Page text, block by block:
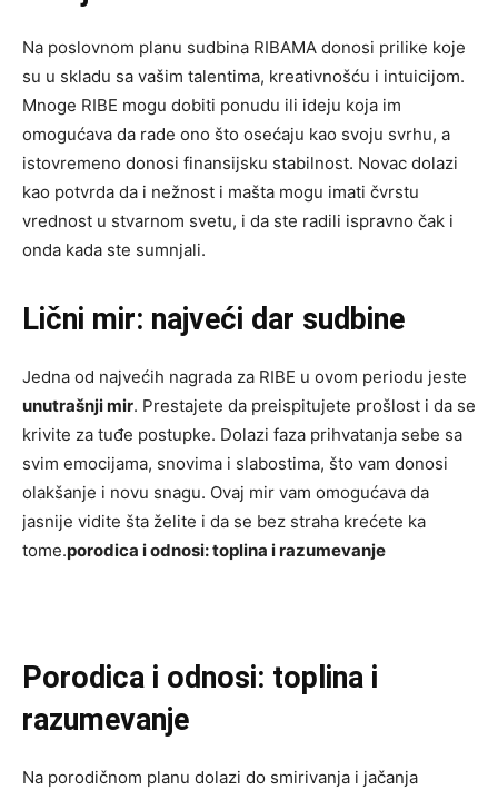
Na poslovnom planu sudbina RIBAMA donosi prilike koje
su u skladu sa vašim talentima, kreativnošću i intuicijom.
Mnoge RIBE mogu dobiti ponudu ili ideju koja im
omogućava da rade ono što osećaju kao svoju svrhu, a
istovremeno donosi finansijsku stabilnost. Novac dolazi
kao potvrda da i nežnost i mašta mogu imati čvrstu
vrednost u stvarnom svetu, i da ste radili ispravno čak i
onda kada ste sumnjali.
Lični mir: najveći dar sudbine
Jedna od najvećih nagrada za RIBE u ovom periodu jeste
unutrašnji mir. Prestajete da preispitujete prošlost i da se
krivite za tuđe postupke. Dolazi faza prihvatanja sebe sa
svim emocijama, snovima i slabostima, što vam donosi
olakšanje i novu snagu. Ovaj mir vam omogućava da
jasnije vidite šta želite i da se bez straha krećete ka
tome.porodica i odnosi: toplina i razumevanje
Porodica i odnosi: toplina i
razumevanje
Na porodičnom planu dolazi do smirivanja i jačanja